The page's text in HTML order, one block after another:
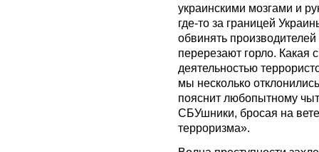
украинскими мозгами и
где-то за границей
обвинять
перерезают горло. Какая
деятельностью
мы несколько
пояснит любопытному
СБУшники, бросая на
терроризма».